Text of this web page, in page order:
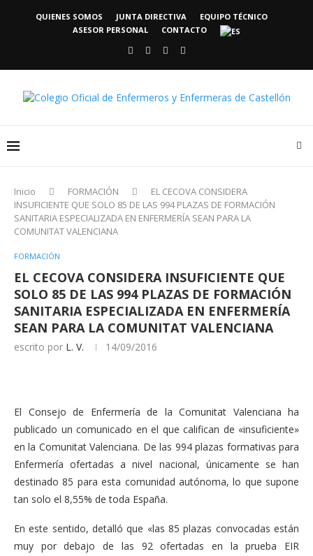
QUIENES SOMOS JUNTA DIRECTIVA
EQUIPO TÉCNICO
ASESOR PERSONAL
CONTACTO
Inicio FORMACIÓN
EL CECOVA CONSIDERA
INSUFICIENTE QUE SOLO 85 DE LAS 994 PLAZAS DE FORMACIÓN
SANITARIA ESPECIALIZADA EN ENFERMERÍA SEAN PARA LA
COMUNITAT VALENCIANA
FORMACIÓN
EL CECOVA CONSIDERA INSUFICIENTE QUE
SOLO 85 DE LAS 994 PLAZAS DE FORMACIÓN
SANITARIA ESPECIALIZADA EN ENFERMERÍA
SEAN PARA LA COMUNITAT VALENCIANA
escrito por L. V. 14/09/2016
El Consejo de Enfermería de la Comunitat Valenciana ha
publicado un comunicado en el que califican de «insuficiente»
en la Comunitat Valenciana. De las 994 plazas formativas para
Enfermería ofertadas a nivel nacional, únicamente se han
destinado 85 para esta comunidad autónoma, lo que supone
tan solo el 8,55% de toda España.
En este sentido, detalló que «las 85 plazas convocadas están
muy por debajo de las 92 ofertadas en la prueba EIR